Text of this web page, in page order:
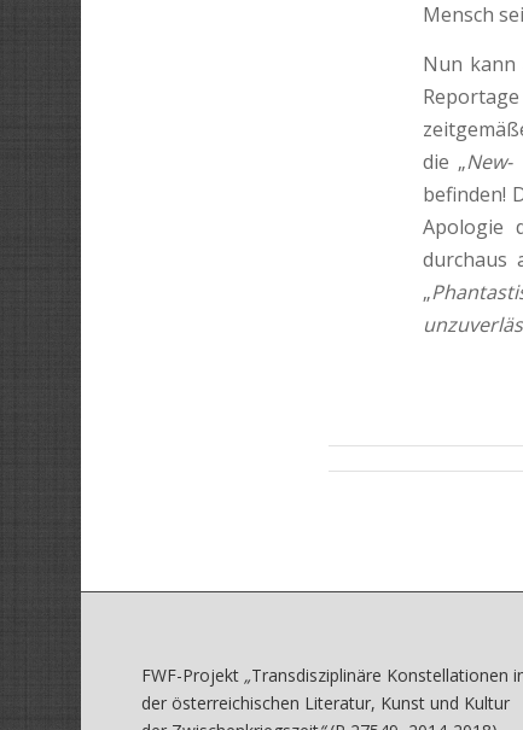
Mensch
Nun kann
die „New-
befinden!
Apologie
durchaus
„
FWF-Projekt „Transdisziplinäre Konstellationen
der österreichischen Literatur, Kunst und Kultur